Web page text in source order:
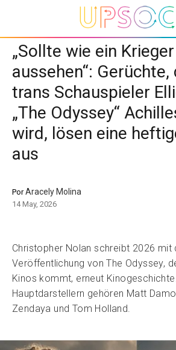
„Sollte wie ein Krieger
aussehen“:
trans Schauspieler
„The Odyssey“
wird, lösen eine
aus
PorAracely Molina
14 May, 2026
Christopher Nolan schreibt 2026 mit
Veröffentlichung von The Odyssey,
Kinos kommt, erneut
Hauptdarstellern gehören Matt
Zendaya und Tom Holland.